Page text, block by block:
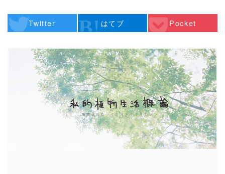
Twitter はてブ Pocket